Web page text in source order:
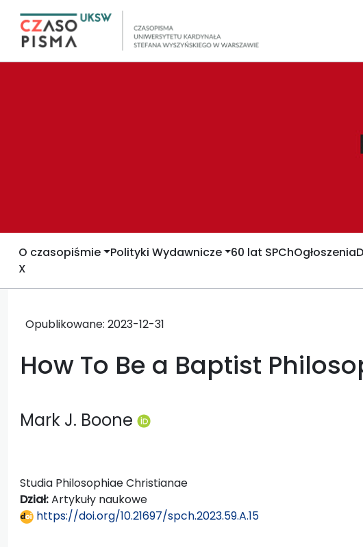
O czasopiśmie Polityki Wydawnicze 60 lat SPChOgłoszenia
X
Opublikowane: 2023-12-31
How To Be a Baptist
Mark J. Boone
Studia Philosophiae Christianae
Dział:Artykuły naukowe
https://doi.org/10.21697/spch.2023.59.A.15